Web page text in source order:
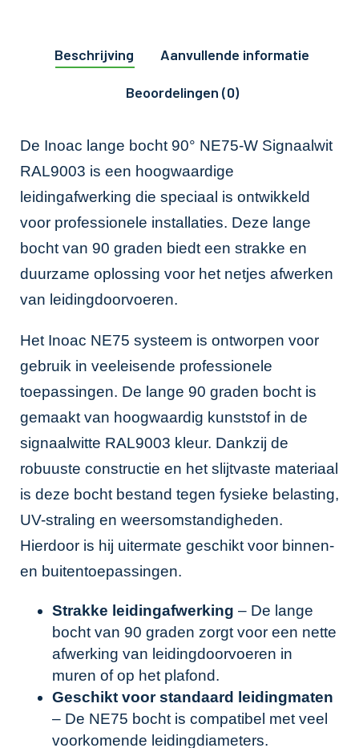
Beschrijving Aanvullende informatie
Beoordelingen (0)
De Inoac lange bocht 90° NE75-W Signaalwit
RAL9003 is een hoogwaardige
leidingafwerking die speciaal is ontwikkeld
voor professionele installaties. Deze lange
bocht van 90 graden biedt een strakke en
duurzame oplossing voor het netjes afwerken
van leidingdoorvoeren.
Het Inoac NE75 systeem is ontworpen voor
gebruik in veeleisende professionele
toepassingen. De lange 90 graden bocht is
gemaakt van hoogwaardig kunststof in de
signaalwitte RAL9003 kleur. Dankzij de
robuuste constructie en het slijtvaste materiaal
is deze bocht bestand tegen fysieke belasting,
UV-straling en weersomstandigheden.
Hierdoor is hij uitermate geschikt voor binnen-
en buitentoepassingen.
Strakke leidingafwerking – De lange
bocht van 90 graden zorgt voor een nette
afwerking van leidingdoorvoeren in
muren of op het plafond.
Geschikt voor standaard leidingmaten
– De NE75 bocht is compatibel met veel
voorkomende leidingdiameters.